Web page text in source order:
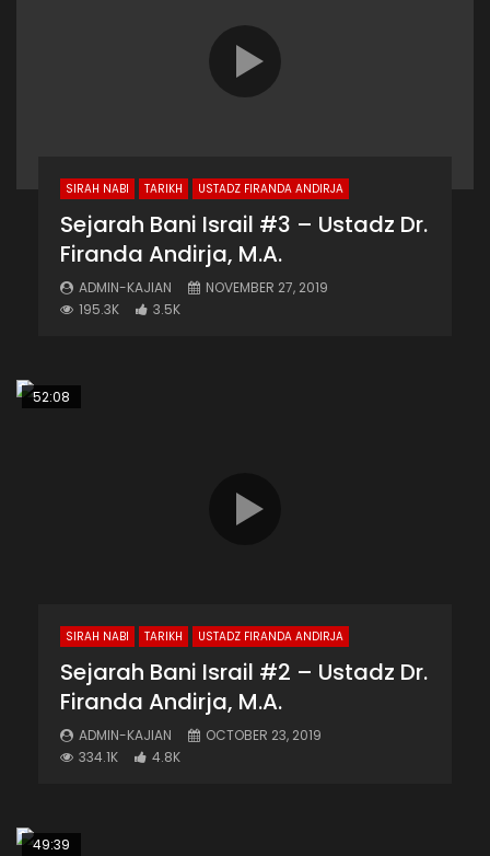
SIRAH NABI TARIKH USTADZ FIRANDA ANDIRJA
Sejarah Bani Israil #3 – Ustadz Dr.
Firanda Andirja, M.A.
ADMIN-KAJIAN
NOVEMBER 27, 2019
195.3K
3.5K
52:08
SIRAH NABI TARIKH USTADZ FIRANDA ANDIRJA
Sejarah Bani Israil #2 – Ustadz Dr.
Firanda Andirja, M.A.
ADMIN-KAJIAN
OCTOBER 23, 2019
334.1K
4.8K
49:39